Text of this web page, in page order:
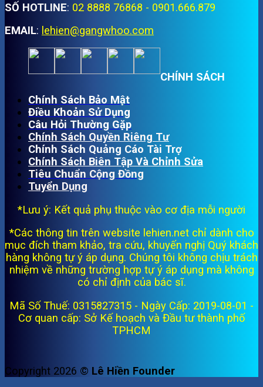
SỐ HOTLINE: 02 8888 76868 - 0901.666.879
EMAIL: lehien@gangwhoo.com
CHÍNH SÁCH
Chính Sách Bảo Mật
Điều Khoản Sử Dụng
Câu Hỏi Thường Gặp
Chính Sách Quyền Riêng Tư
Chính Sách Quảng Cáo Tài Trợ
Chính Sách Biên Tập Và Chỉnh Sửa
Tiêu Chuẩn Cộng Đồng
Tuyển Dụng
*Lưu ý: Kết quả phụ thuộc vào cơ địa mỗi người
*Các thông tin trên website lehien.net chỉ dành cho
mục đích tham khảo, tra cứu, khuyến nghị Quý khách
hàng không tự ý áp dụng. Chúng tôi không chịu trách
nhiệm về những trường hợp tự ý áp dụng mà không
có chỉ định của bác sĩ.
Mã Số Thuế: 0315827315 - Ngày Cấp: 2019-08-01 -
Cơ quan cấp: Sở Kế hoạch và Đầu tư thành phố
TPHCM
Copyright 2026 © Lê Hiền Founder